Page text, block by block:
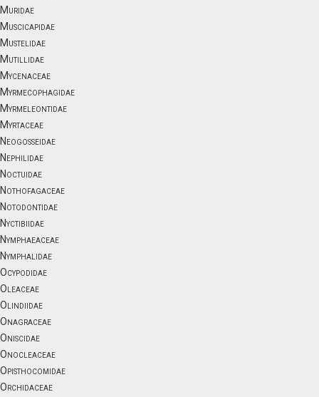
Muridae
Muscicapidae
Mustelidae
Mutillidae
Mycenaceae
Myrmecophagidae
Myrmeleontidae
Myrtaceae
Neogosseidae
Nephilidae
Noctuidae
Nothofagaceae
Notodontidae
Nyctibiidae
Nymphaeaceae
Nymphalidae
Ocypodidae
Oleaceae
Olindiidae
Onagraceae
Oniscidae
Onocleaceae
Opisthocomidae
Orchidaceae